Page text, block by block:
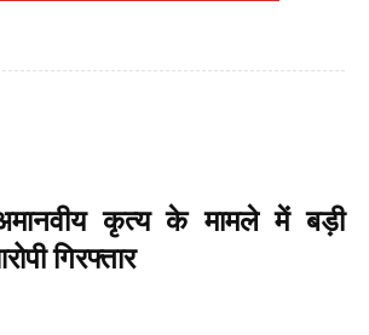
कृत्य के मामले में बड़ी
गिरफ्तार